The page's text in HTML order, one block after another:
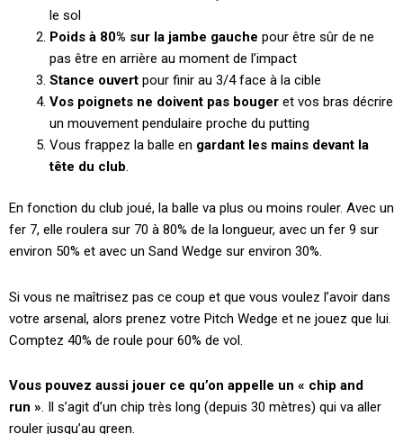
le sol
Poids à 80% sur la jambe gauche pour être sûr de ne
pas être en arrière au moment de l’impact
Stance ouvert pour finir au 3/4 face à la cible
Vos poignets ne doivent pas bouger et vos bras décrire
un mouvement pendulaire proche du putting
Vous frappez la balle en gardant les mains devant la
tête du club.
En fonction du club joué, la balle va plus ou moins rouler. Avec un
fer 7, elle roulera sur 70 à 80% de la longueur, avec un fer 9 sur
environ 50% et avec un Sand Wedge sur environ 30%.
Si vous ne maîtrisez pas ce coup et que vous voulez l’avoir dans
votre arsenal, alors prenez votre Pitch Wedge et ne jouez que lui.
Comptez 40% de roule pour 60% de vol.
Vous pouvez aussi jouer ce qu’on appelle un « chip and
run ». Il s’agit d’un chip très long (depuis 30 mètres) qui va aller
rouler jusqu’au green.